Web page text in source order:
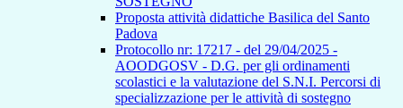
Proposta attività didattiche Basilica del Santo
Padova
Protocollo nr: 17217 - del 29/04/2025 -
AOODGOSV - D.G. per gli ordinamenti
scolastici e la valutazione del S.N.I. Percorsi di
specializzazione per le attività di sostegno